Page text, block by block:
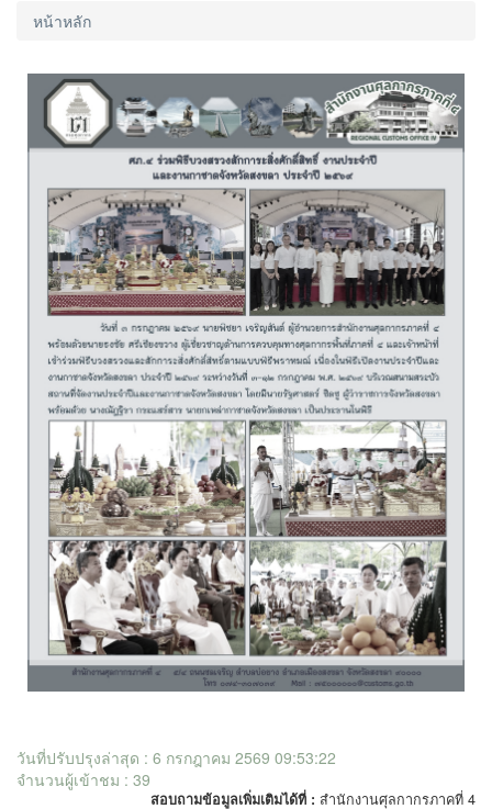
หน้าหลัก
วันที่ปรับปรุงล่าสุด : 6 กรกฎาคม 2569 09:53:22
จำนวนผู้เข้าชม : 39
สอบถามข้อมูลเพิ่มเติมได้ที่ : สำนักงานศุลกากรภาคที่ 4